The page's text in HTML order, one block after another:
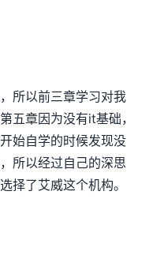
所以前三章学习对我
五章因为没有it基础，
始自学的时候发现没
所以经过自己的深思
择了艾威这个机构。